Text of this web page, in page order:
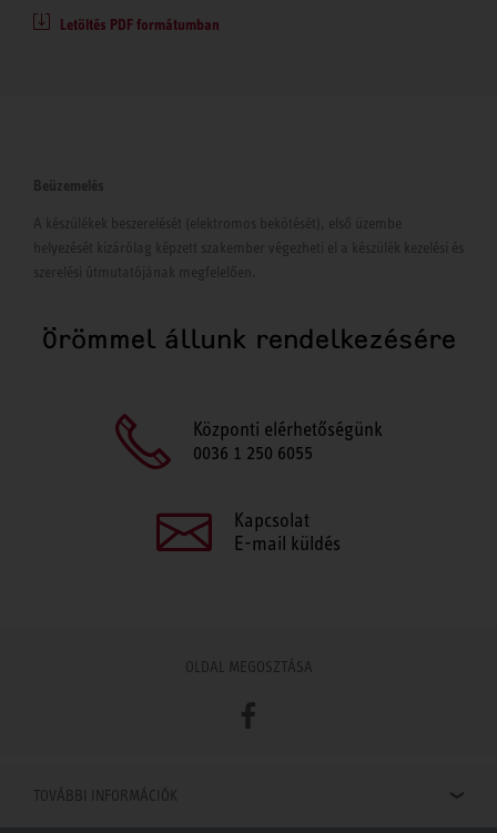
Letöltés PDF formátumban
Beüzemelés
A készülékek beszerelését (elektromos bekötését), első üzembe
helyezését kizárólag képzett szakember végezheti el a készülék kezelési és
szerelési útmutatójának megfelelően.
Örömmel állunk rendelkezésére
Központi elérhetőségünk
0036 1 250 6055
Kapcsolat
E-mail küldés
OLDAL MEGOSZTÁSA
Facebook
TOVÁBBI INFORMÁCIÓK